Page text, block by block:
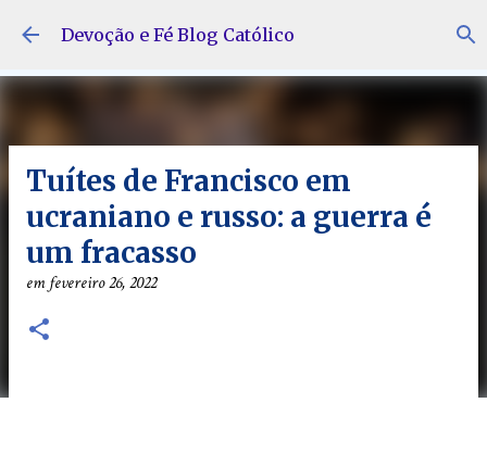
Pular para o conteúdo principal
Devoção e Fé Blog Católico
Tuítes de Francisco em
ucraniano e russo: a guerra é
um fracasso
emfevereiro 26, 2022